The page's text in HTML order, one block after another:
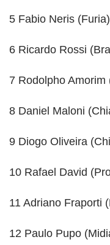
5 Fabio Neris
6 Ricardo Rossi
7 Rodolpho
8 Daniel Maloni
9 Diogo Oliveira
10 Rafael David
11 Adriano Fraporti
12 Paulo Pupo